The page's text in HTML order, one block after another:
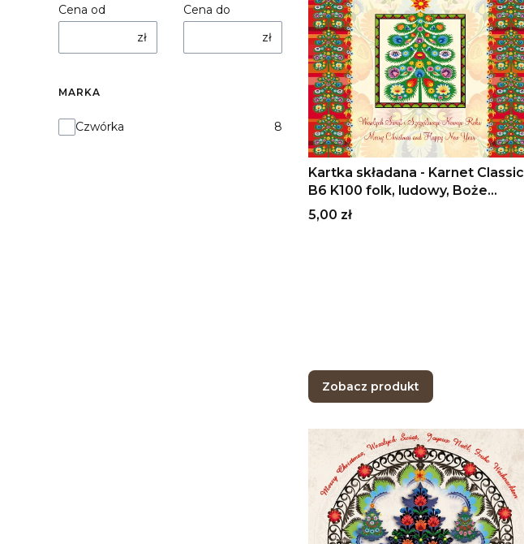
Cena od
zł
Cena do
zł
MARKA
Marka
Czwórka 8
Kartka składana - Karnet Classic
B6 K100 folk, ludowy, Boże
Narodzenie
Cena
5,00 zł
Zobacz produkt